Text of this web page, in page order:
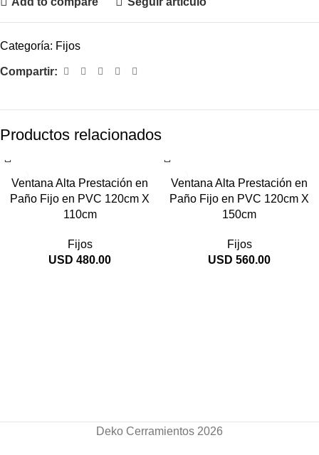
Categoría: Fijos
Compartir:
Productos relacionados
Ventana Alta Prestación en
Paño Fijo en PVC 120cm X
110cm
Fijos
USD 480.00
Ventana Alta Prestación en
Paño Fijo en PVC 120cm X
150cm
Fijos
USD 560.00
Deko Cerramientos 2026